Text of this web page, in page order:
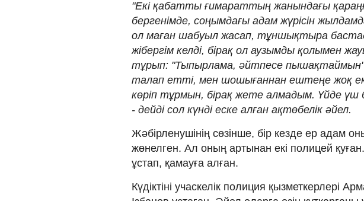
"Екі қабатты ғимараттың жанындағы
бергенімде, соңымдағы адам жүрісін
ол маған шабуыл жасап, тұншықтыра
жібергім келді, бірақ ол аузымды қолымен
тұрып: "Тыпырлама, әйтпесе пышақтаймын"
талап етті, мен шошығаннан ештеңе жоқ
көріп тұрмын, бірақ жете алмадым. Үйде үш
- дейді сол күнді еске алған ақтөбелік әйел.
Жәбірленушінің сөзінше, бір кезде ер адам
жөнелген. Ал оның артынан екі полицей
ұстап, қамауға алған.
Күдіктіні учаскелік полиция қызметкерлері